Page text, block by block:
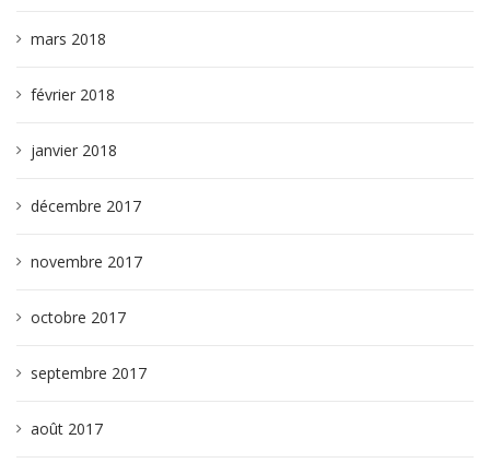
mars 2018
février 2018
janvier 2018
décembre 2017
novembre 2017
octobre 2017
septembre 2017
août 2017